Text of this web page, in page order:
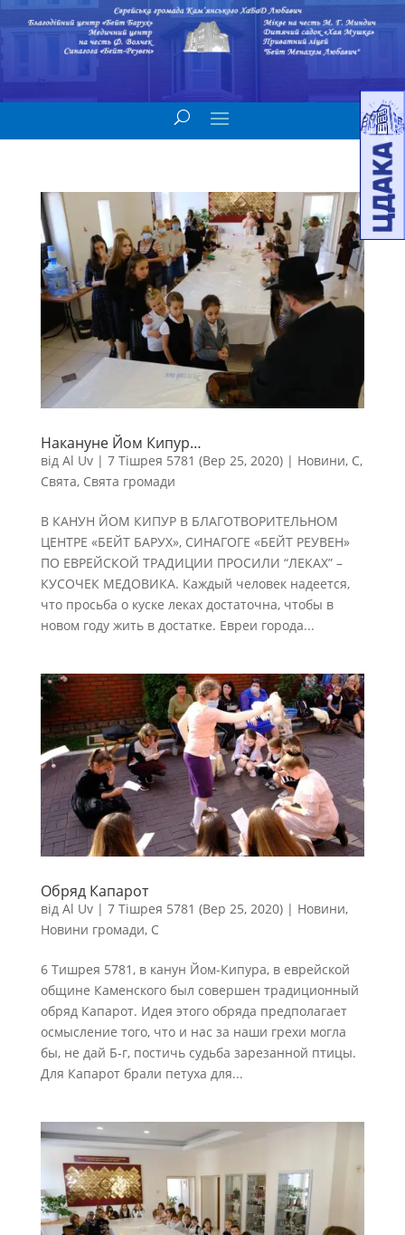
Накануне Йом Кипур…
від Al Uv| 7 Тішрея 5781 (Вер 25, 2020)| Новини, С,
Свята, Свята громади
В КАНУН ЙОМ КИПУР В БЛАГОТВОРИТЕЛЬНОМ
ЦЕНТРЕ «БЕЙТ БАРУХ», СИНАГОГЕ «БЕЙТ РЕУВЕН»
ПО ЕВРЕЙСКОЙ ТРАДИЦИИ ПРОСИЛИ “ЛЕКАХ” –
КУСОЧЕК МЕДОВИКА. Каждый человек надеется,
что просьба о куске леках достаточна, чтобы в
новом году жить в достатке. Евреи города...
Обряд Капарот
від Al Uv| 7 Тішрея 5781 (Вер 25, 2020)| Новини,
Новини громади, С
6 Тишрея 5781, в канун Йом-Кипура, в еврейской
общине Каменского был совершен традиционный
обряд Капарот. Идея этого обряда предполагает
осмысление того, что и нас за наши грехи могла
бы, не дай Б-г, постичь судьба зарезанной птицы.
Для Капарот брали петуха для...